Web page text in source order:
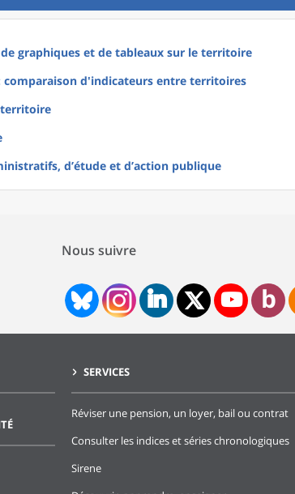
graphiques et de tableaux sur le territoire
d'indicateurs entre territoires
territoire
d’étude et d’action publique
Nous suivre
SERVICES
Réviser une pension, un loyer, bail ou contrat
Consulter les indices et séries chronologiques
Sirene